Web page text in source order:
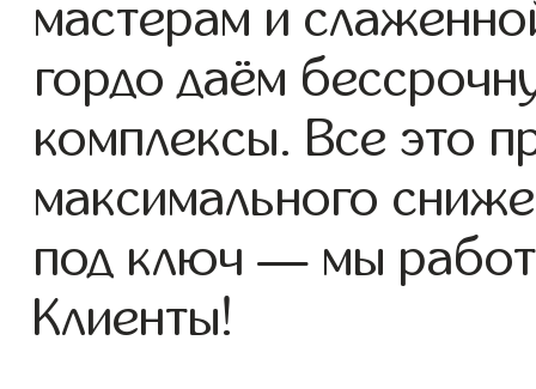
мастерам и
гордо даём
комплексы. Все это
максимального
под ключ — мы
Клиенты!